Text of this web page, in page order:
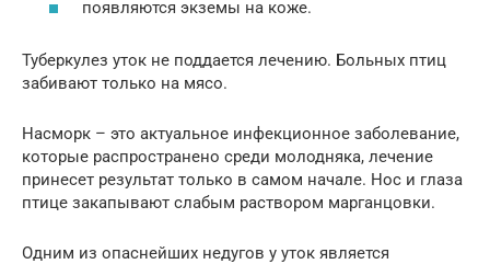
появляются экземы на коже.
Туберкулез уток не поддается лечению. Больных птиц
забивают только на мясо.
Насморк – это актуальное инфекционное заболевание,
которые распространено среди молодняка, лечение
принесет результат только в самом начале. Нос и глаза
птице закапывают слабым раствором марганцовки.
Одним из опаснейших недугов у уток является